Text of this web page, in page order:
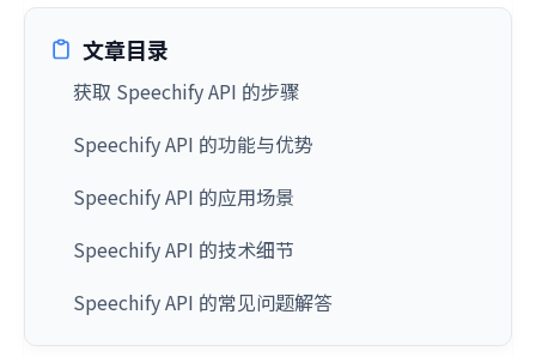
文章目录
获取 Speechify API 的步骤
Speechify API 的功能与优势
Speechify API 的应用场景
Speechify API 的技术细节
Speechify API 的常见问题解答